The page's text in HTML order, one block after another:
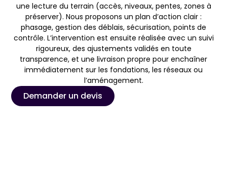
une lecture du terrain (accès, niveaux, pentes, zones à
préserver). Nous proposons un plan d’action clair :
phasage, gestion des déblais, sécurisation, points de
contrôle. L’intervention est ensuite réalisée avec un suivi
rigoureux, des ajustements validés en toute
transparence, et une livraison propre pour enchaîner
immédiatement sur les fondations, les réseaux ou
l’aménagement.
Demander un devis